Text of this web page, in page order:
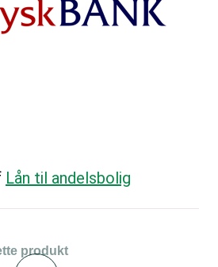
Lån til andelsbolig
produkt